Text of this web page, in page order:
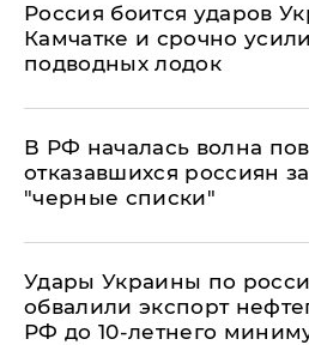
Россия боится ударов
Камчатке и срочно
подводных лодок
​В РФ началась волна
отказавшихся россиян
"черные списки"
Удары Украины по
обвалили экспорт
РФ до 10-летнего